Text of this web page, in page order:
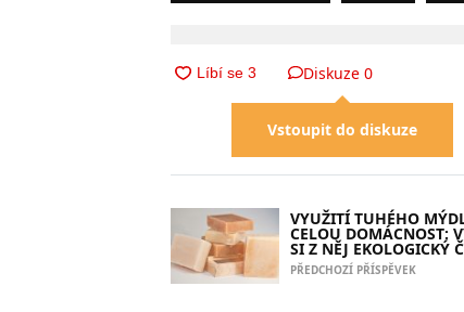
Diskuze 0
Vstoupit do diskuze
VYUŽITÍ TUHÉHO
CELOU DOMÁCNOST:
SI Z NĚJ EKOLOGICKÝ
PŘEDCHOZÍ PŘÍSPĚVEK